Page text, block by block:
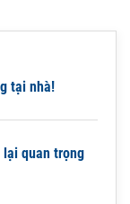
tại nhà!
lại quan trọng